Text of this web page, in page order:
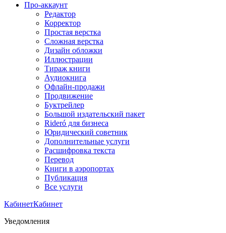
Про-аккаунт
Редактор
Корректор
Простая верстка
Сложная верстка
Дизайн обложки
Иллюстрации
Тираж книги
Аудиокнига
Офлайн-продажи
Продвижение
Буктрейлер
Большой издательский пакет
Rideró для бизнеса
Юридический советник
Дополнительные услуги
Расшифровка текста
Перевод
Книги в аэропортах
Публикация
Все услуги
КабинетКабинет
Уведомления